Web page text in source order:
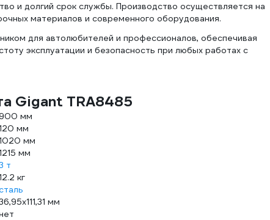
и долгий срок службы. Производство осуществляется на
материалов и современного оборудования.
для автолюбителей и профессионалов, обеспечивая
эксплуатации и безопасность при любых работах с
Gigant TRA8485
мм
мм
мм
мм
т
кг
мм